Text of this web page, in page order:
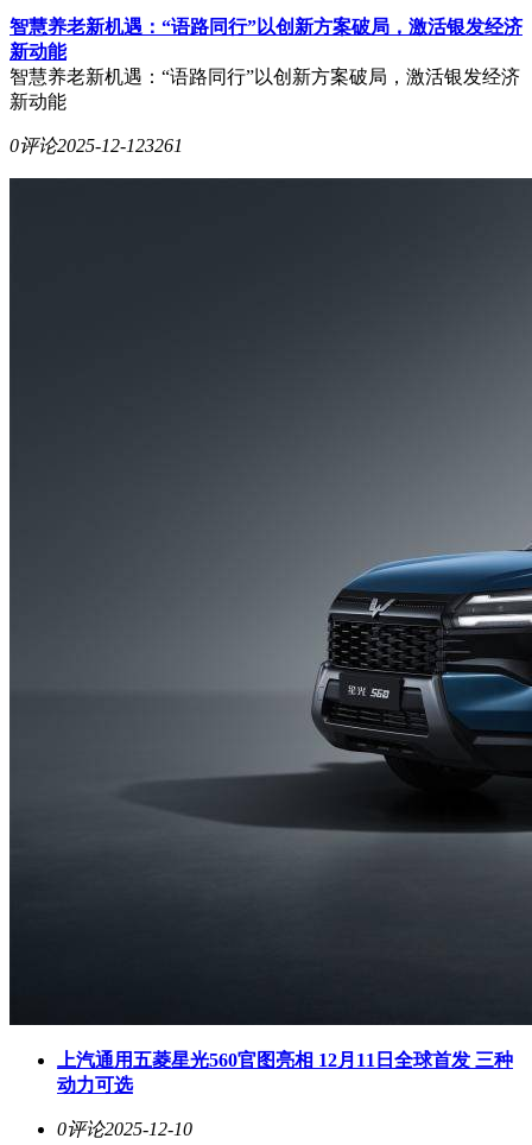
智慧养老新机遇：“语路同行”以创新方案破局，激活银发经济
新动能
智慧养老新机遇：“语路同行”以创新方案破局，激活银发经济
新动能
0评论2025-12-123261
上汽通用五菱星光560官图亮相 12月11日全球首发 三种
动力可选
0评论2025-12-10